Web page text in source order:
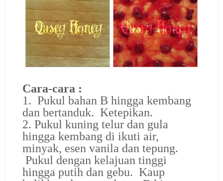
Cara-cara :
1. Pukul bahan B hingga kembang
dan bertanduk. Ketepikan.
2. Pukul kuning telur dan gula
hingga kembang di ikuti air,
minyak, esen vanila dan tepung.
Pukul dengan kelajuan tinggi
hingga putih dan gebu. Kaup